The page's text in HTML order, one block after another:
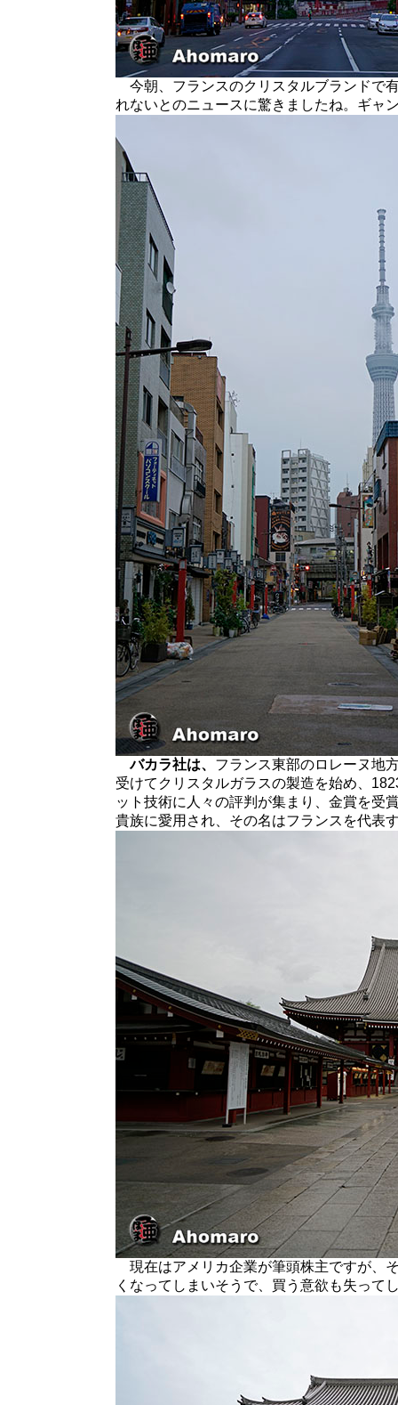
今朝、フランスのクリスタルブランドで
れないとのニュースに驚きましたね。ギャ
バカラ社は、 フランス東部のロレーヌ地
受けてクリスタルガラスの製造を始め、
ット技術に人々の評判が集まり、金賞を受
貴族に愛用され、その名はフランスを代表
現在はアメリカ企業が筆頭株主ですが、
くなってしまいそうで、買う意欲も失って